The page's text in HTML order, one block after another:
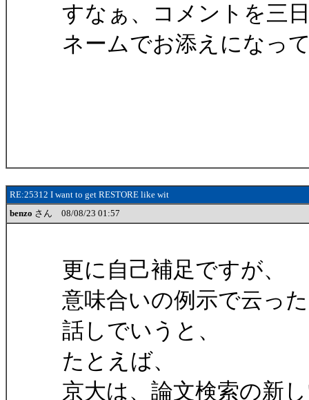
すなぁ、コメントを三
ネームでお添えになっ
RE:25312 I want to get RESTORE like wit
benzo さん 08/08/23 01:57
更に自己補足ですが、
意味合いの例示で云っ
話しでいうと、
たとえば、
京大は、論文検索の新